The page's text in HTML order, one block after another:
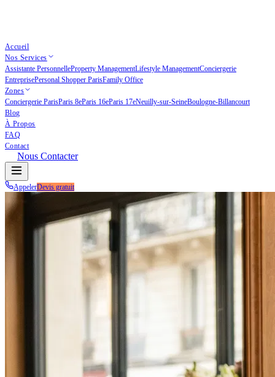
Accueil
Nos Services
Assistante PersonnelleProperty ManagementLifestyle ManagementConciergerie
EntreprisePersonal Shopper ParisFamily Office
Zones
Conciergerie ParisParis 8eParis 16eParis 17eNeuilly-sur-SeineBoulogne-Billancourt
Blog
À Propos
FAQ
Contact
Nous Contacter
AppelerDevis gratuit